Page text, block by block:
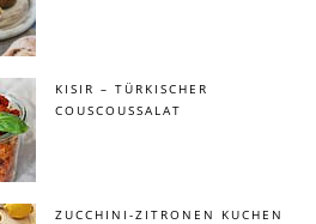
KISIR – TÜRKISCHER
COUSCOUSSALAT
ZUCCHINI-ZITRONEN KUCHEN